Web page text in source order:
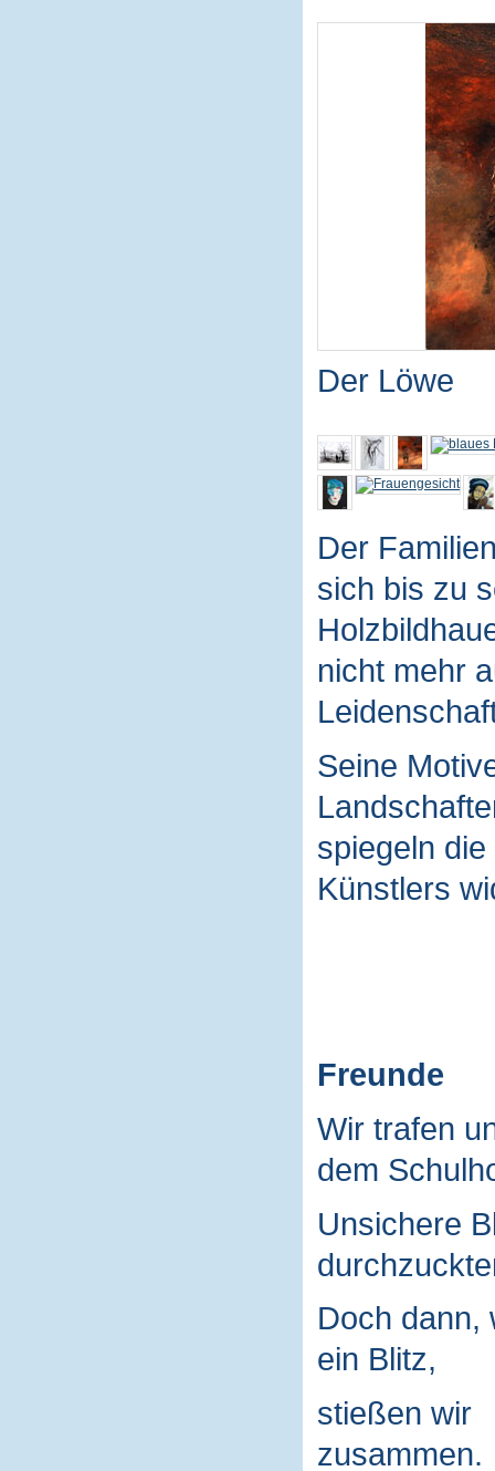
Der Löwe
Der
sich bis zu
nicht mehr
Seine
spiegeln
Künstlers
Freunde
Wir trafen
dem
Unsichere
Doch dann,
ein Blitz,
stießen wir
zusammen.